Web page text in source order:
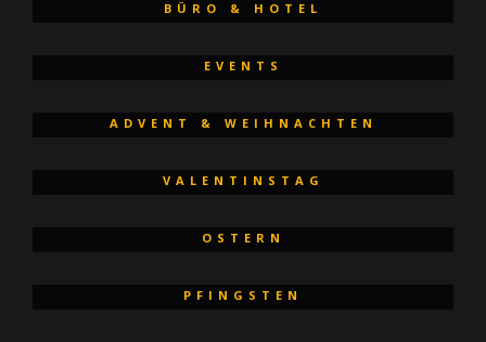
BÜRO & HOTEL
EVENTS
ADVENT & WEIHNACHTEN
VALENTINSTAG
OSTERN
PFINGSTEN